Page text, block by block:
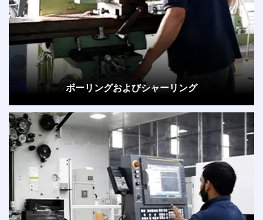
ボーリングおよびシャーリング